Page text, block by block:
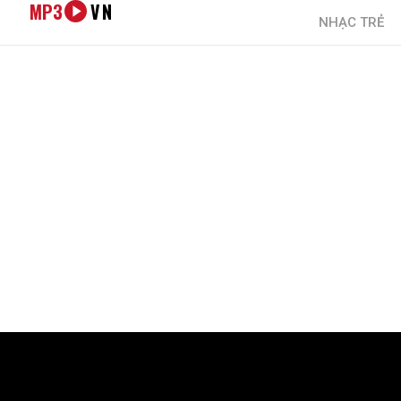
MP3 VN NHẠC TRẺ